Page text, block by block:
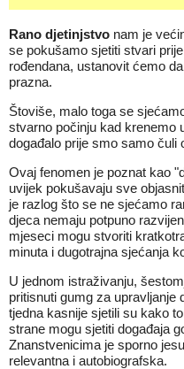
Rano djetinjstvo nam je
se pokušamo sjetiti stvari
rođendana, ustanovit ćemo
prazna.
Štoviše, malo toga se
stvarno počinju kad krenemo
događalo prije smo samo čuli
Ovaj fenomen je poznat kao
uvijek pokušavaju sve
je razlog što se ne sjećamo
djeca nemaju potpuno
mjeseci mogu stvoriti
minuta i dugotrajna sjećanja
U jednom istraživanju,
pritisnuti gumg za upravljanje
tjedna kasnije sjetili su kako
strane mogu sjetiti događaja
Znanstvenicima je sporno
relevantna i autobiografska.